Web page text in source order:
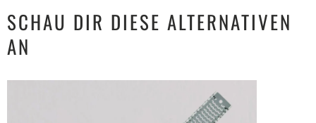
SCHAU DIR DIESE ALTERNATIVEN
AN